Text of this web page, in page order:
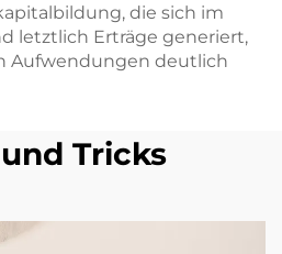
die sich im
letztlich Erträge generiert,
Aufwendungen deutlich
Tricks